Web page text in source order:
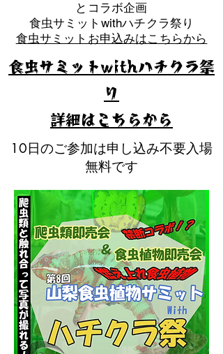
とコラボ企画
​食虫サミットwithハチクラ祭り
食虫サミットお申込みはこちらから
10日のご参加は申し込み不要入場
無料です
食虫サミットwithハチクラ祭
り
​詳細はこちらから